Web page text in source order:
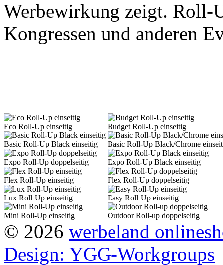
Werbewirkung zeigt. Roll-
Kongressen und anderen
Eco Roll-Up einseitig Budget Roll-Up einseitig
Basic Roll-Up Black einseitig Basic Roll-Up Black/Chrome
Expo Roll-Up doppelseitig Expo Roll-Up Black einseitig
Flex Roll-Up einseitig Flex Roll-Up doppelseitig
Lux Roll-Up einseitig Easy Roll-Up einseitig
Mini Roll-Up einseitig Outdoor Roll-up doppelseitig
© 2026 werbeland
Design: YGG-Workgroups